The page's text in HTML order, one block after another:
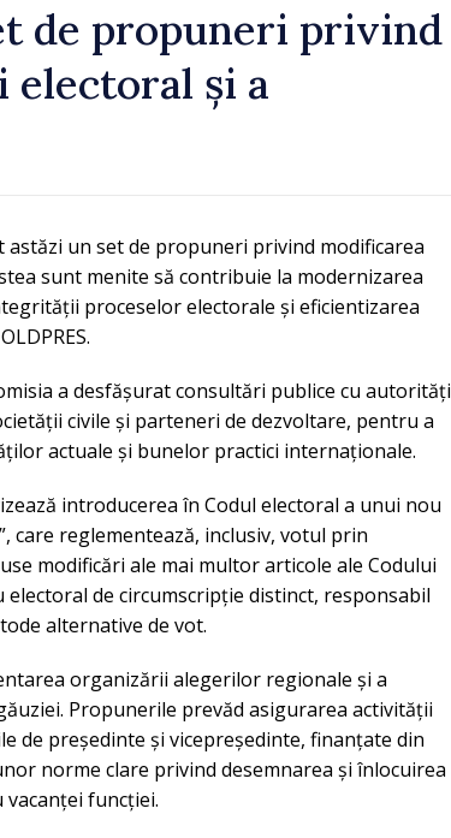
de propuneri privind
electoral și a
astăzi un set de propuneri privind modificarea
sunt menite să contribuie la modernizarea
proceselor electorale și eficientizarea
a desfășurat consultări publice cu autorități
civile și parteneri de dezvoltare, pentru a
actuale și bunelor practici internaționale.
introducerea în Codul electoral a unui nou
care reglementează, inclusiv, votul prin
modificări ale mai multor articole ale Codului
de circumscripție distinct, responsabil
alternative de vot.
organizării alegerilor regionale și a
Propunerile prevăd asigurarea activității
de președinte și vicepreședinte, finanțate din
norme clare privind desemnarea și înlocuirea
funcției.